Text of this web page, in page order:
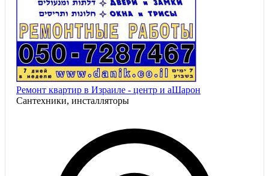
Ремонт квартир в Израиле - центр и аШарон
Сантехники, инсталляторы